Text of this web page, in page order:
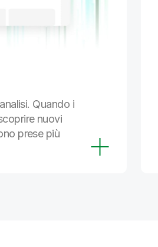
Quando i
nuovi
prese più